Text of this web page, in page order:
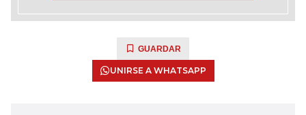
GUARDAR
UNIRSE A WHATSAPP